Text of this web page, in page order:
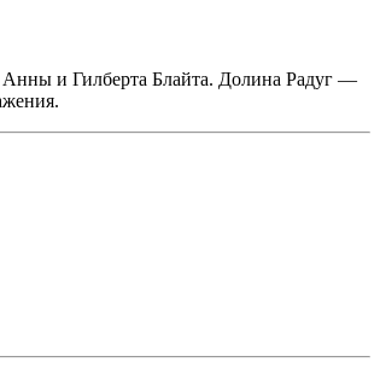
и Гилберта Блайта. Долина Радуг —